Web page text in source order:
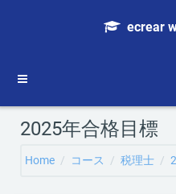
ecrear
2025年合格目標
Home コース 税理士